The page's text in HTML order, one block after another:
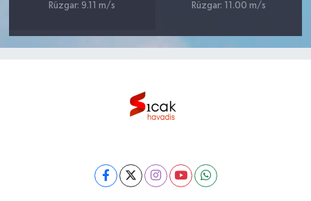
Rüzgar: 9.11 m/s
Rüzgar: 11.00 m/s